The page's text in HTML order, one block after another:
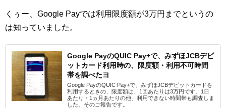
くぅー、Google Payでは利用限度額が3万円までというの
は知っていました。
Google PayのQUIC Pay+で、みずほJCBデビ
ットカード利用時の、限度額・利用不可時間
帯を調べたヨ
Google PayのQUIC Pay+で、みずほJCBデビットカードを
利用するときの、限度額は、1回あたりは3万円です。1日
あたり・1ヵ月あたりの他、利用できない時間帯も調査しま
した。そのご報告です。